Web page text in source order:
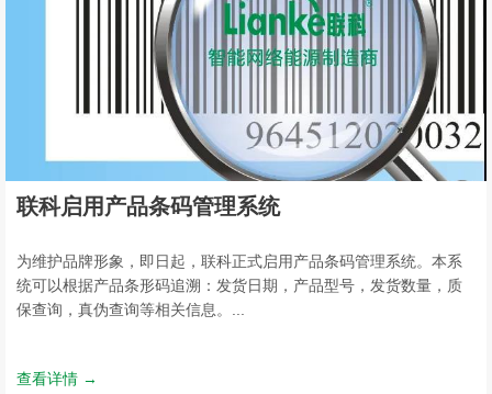
联科启用产品条码管理系统
为维护品牌形象，即日起，联科正式启用产品条码管理系统。本系
统可以根据产品条形码追溯：发货日期，产品型号，发货数量，质
保查询，真伪查询等相关信息。...
查看详情 →